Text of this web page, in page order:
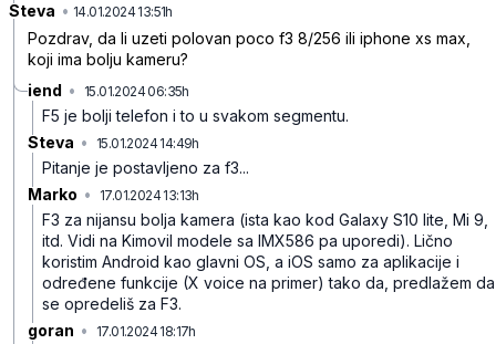
Steva • 14.01.2024 13:51h
Pozdrav, da li uzeti polovan poco f3 8/256 ili iphone xs max,
koji ima bolju kameru?
iend • 15.01.2024 06:35h
F5 je bolji telefon i to u svakom segmentu.
Steva • 15.01.2024 14:49h
Pitanje je postavljeno za f3...
Marko • 17.01.2024 13:13h
F3 za nijansu bolja kamera (ista kao kod Galaxy S10 lite, Mi 9,
itd. Vidi na Kimovil modele sa IMX586 pa uporedi). Lično
koristim Android kao glavni OS, a iOS samo za aplikacije i
određene funkcije (X voice na primer) tako da, predlažem da
se opredeliš za F3.
goran • 17.01.2024 18:17h